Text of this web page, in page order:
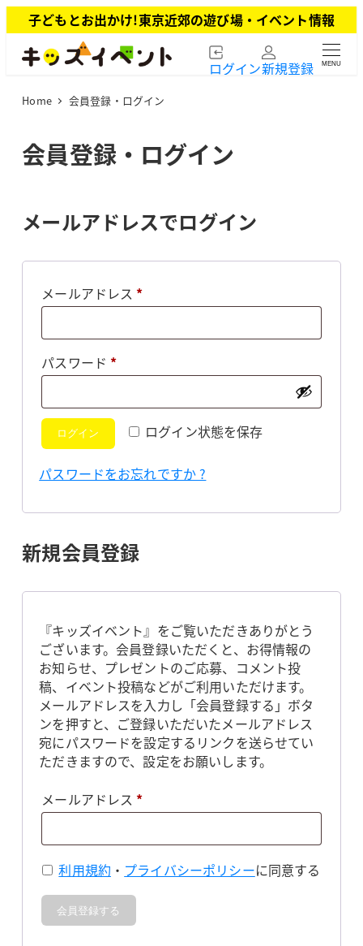
イ
子どもとお出かけ!東京近郊の遊び場・イベント情報
ログイン新規登録 MENU
Home 会員登録・ログイン
会員登録・ログイン
メールアドレスでログイン
メールアドレス *必
パスワード *必
ログイン状態を保存
ログイン
パスワードをお忘れですか ?
新規会員登録
『キッズイベント』をご覧いただきありがとう
ございます。会員登録いただくと、お得情報の
お知らせ、プレゼントのご応募、コメント投
稿、イベント投稿などがご利用いただけます。
メールアドレスを入力し「会員登録する」ボタ
ンを押すと、ご登録いただいたメールアドレス
宛にパスワードを設定するリンクを送らせてい
ただきますので、設定をお願いします。
メールアドレス *必
利用規約 ・ プライバシーポリシーに同意する
会員登録する